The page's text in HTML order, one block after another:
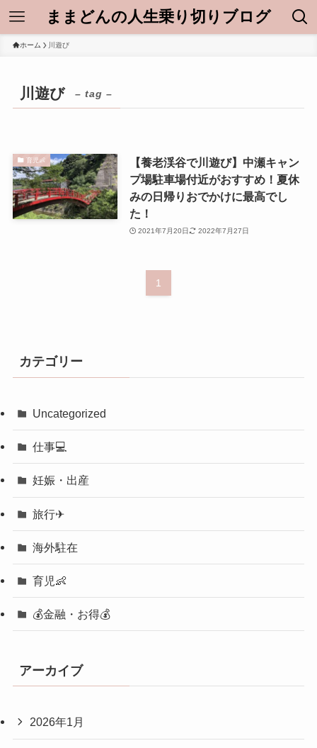
ままどんの人生乗り切りブログ
ホーム 川遊び
川遊び – tag –
育児👶
【養老渓谷で川遊び】中瀬キャン
プ場駐車場付近がおすすめ！夏休
みの日帰りおでかけに最高でし
た！
2021年7月20日 2022年7月27日
1
カテゴリー
Uncategorized
仕事💻
妊娠・出産
旅行✈︎
海外駐在
育児👶
💰金融・お得💰
アーカイブ
2026年1月